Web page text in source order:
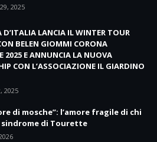
2025
D’ITALIA LANCIA IL WINTER TOUR
BELEN GIOMMI CORONA
2025 E ANNUNCIA LA NUOVA
CON L’ASSOCIAZIONE IL GIARDINO
2025
di mosche”: l’amore fragile di chi
sindrome di Tourette